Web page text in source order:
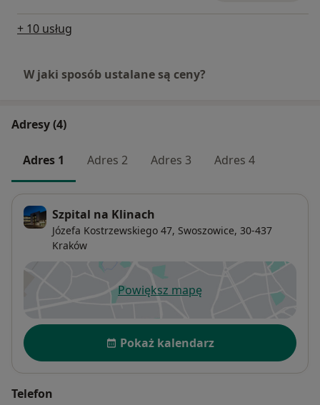
+ 10 usług
W jaki sposób ustalane są ceny?
Adresy (4)
Adres 1 Adres 2 Adres 3 Adres 4
Szpital na Klinach
Józefa Kostrzewskiego 47, Swoszowice, 30-437
Kraków
Powiększ mapęotwiera się w nowej karcie
Dostępność
Pokaż kalendarz
Telefon